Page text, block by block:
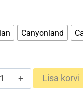
Canyonland
Lisa korvi